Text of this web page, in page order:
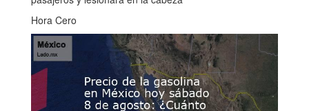
Hora Cero